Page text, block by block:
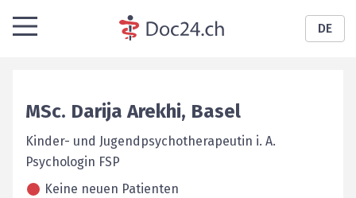
DE
MSc. Darija Arekhi, Basel
Kinder- und Jugendpsychotherapeutin i. A.
Psychologin FSP
Keine neuen Patienten